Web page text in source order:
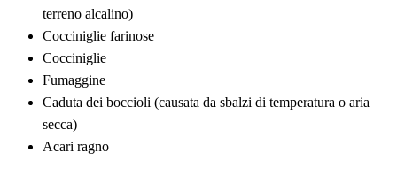
terreno alcalino)
Cocciniglie farinose
Cocciniglie
Fumaggine
Caduta dei boccioli (causata da sbalzi di temperatura o aria
secca)
Acari ragno